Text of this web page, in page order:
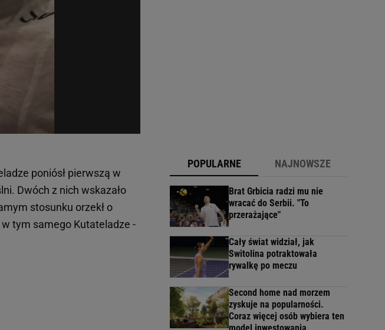
poniósł pierwszą w
Dwóch z nich wskazało
stosunku orzekł o
tym samego Kutateladze -
POPULARNE NAJNOWSZE
Brat Grbicia radzi mu nie
wracać do Serbii. "To
przerażające"
Cały świat widział, jak
Switolina potraktowała
rywalkę po meczu
Second home nad morzem
zyskuje na popularności.
Coraz więcej osób wybiera ten
model inwestowania